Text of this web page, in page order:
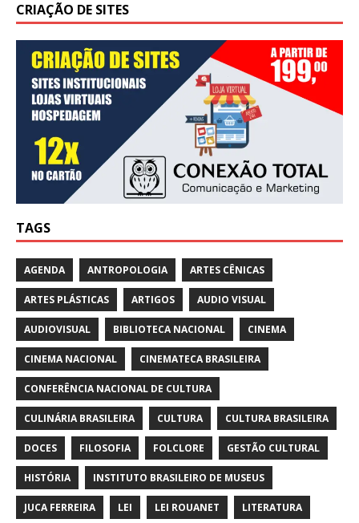
CRIAÇÃO DE SITES
TAGS
AGENDA ANTROPOLOGIA ARTES CÊNICAS
ARTES PLÁSTICAS ARTIGOS AUDIO VISUAL
AUDIOVISUAL BIBLIOTECA NACIONAL CINEMA
CINEMA NACIONAL CINEMATECA BRASILEIRA
CONFERÊNCIA NACIONAL DE CULTURA
CULINÁRIA BRASILEIRA CULTURA CULTURA BRASILEIRA
DOCES FILOSOFIA FOLCLORE GESTÃO CULTURAL
HISTÓRIA INSTITUTO BRASILEIRO DE MUSEUS
JUCA FERREIRA LEI LEI ROUANET LITERATURA